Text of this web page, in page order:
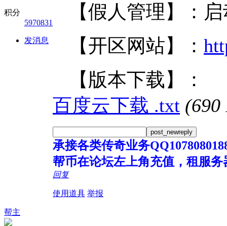
积分
5970831
发消息
【假人管理】：
【开区网站】：
【版本下载】：
百度云下载 .txt (690
post_newreply
承接各类传奇业务
帮币在论坛左上角充值，租服务
回复
使用道具 举报
帮主